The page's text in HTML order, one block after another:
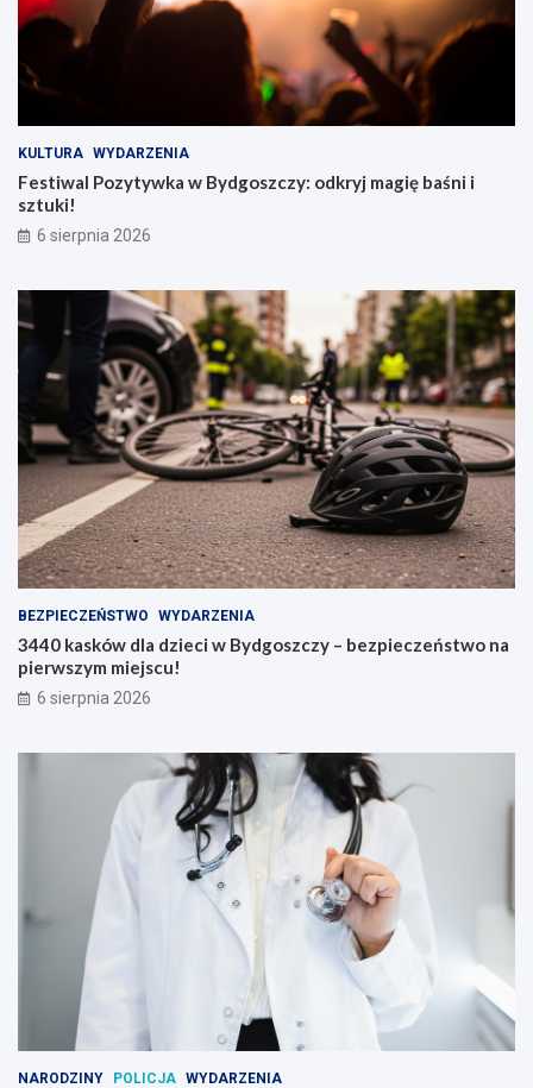
KULTURA WYDARZENIA
Festiwal Pozytywka w Bydgoszczy: odkryj magię baśni i
sztuki!
6 sierpnia 2026
BEZPIECZEŃSTWO WYDARZENIA
3440 kasków dla dzieci w Bydgoszczy – bezpieczeństwo na
pierwszym miejscu!
6 sierpnia 2026
NARODZINY POLICJA WYDARZENIA